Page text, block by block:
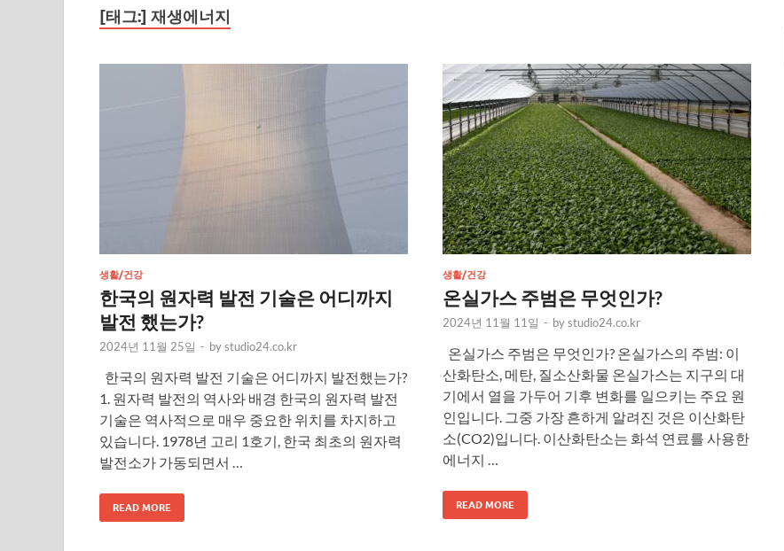
[태그:] 재생에너지
생활/건강
한국의 원자력 발전 기술은 어디까지
발전 했는가?
2024년 11월 25일 - bystudio24.co.kr
한국의 원자력 발전 기술은 어디까지 발전했는가?
1. 원자력 발전의 역사와 배경 한국의 원자력 발전
기술은 역사적으로 매우 중요한 위치를 차지하고
있습니다. 1978년 고리 1호기, 한국 최초의 원자력
발전소가 가동되면서 …
READ MORE
생활/건강
온실가스 주범은 무엇인가?
2024년 11월 11일 - bystudio24.co.kr
온실가스 주범은 무엇인가? 온실가스의 주범: 이
산화탄소, 메탄, 질소산화물 온실가스는 지구의 대
기에서 열을 가두어 기후 변화를 일으키는 주요 원
인입니다. 그중 가장 흔하게 알려진 것은 이산화탄
소(CO2)입니다. 이산화탄소는 화석 연료를 사용한
에너지 …
READ MORE